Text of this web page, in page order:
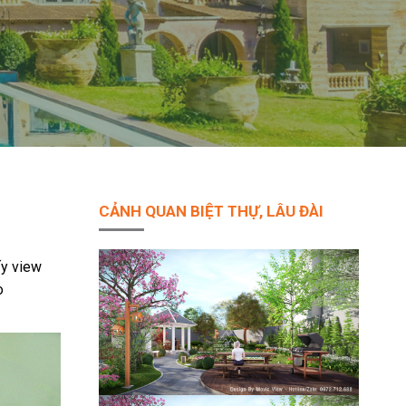
view
CẢNH QUAN BIỆT THỰ, LÂU ĐÀI